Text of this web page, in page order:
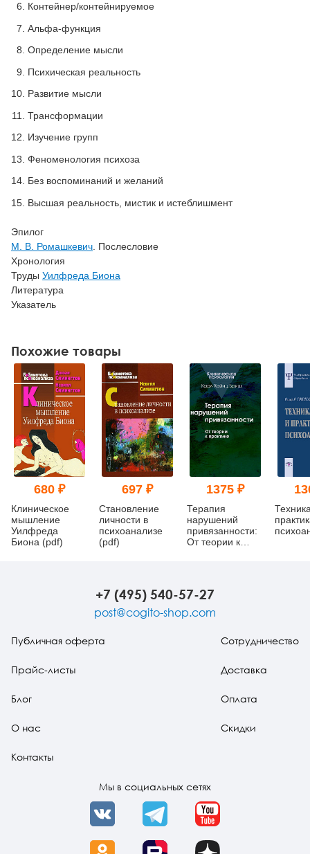
Контейнер/контейнируемое
Альфа-функция
Определение мысли
Психическая реальность
Развитие мысли
Трансформации
Изучение групп
Феноменология психоза
Без воспоминаний и желаний
Высшая реальность, мистик и истеблишмент
Эпилог
М. В. Ромашкевич . Послесловие
Хронология
Труды Уилфреда Биона
Литература
Указатель
Похожие товары
680 ₽
Клиническое
мышление
Уилфреда
Биона (pdf)
697 ₽
Становление
личности в
психоанализе
(pdf)
1375 ₽
Терапия
нарушений
привязанности:
От теории к
+7 (495) 540-57-27
post@cogito-shop.com
Публичная оферта
Прайс-листы
Блог
О нас
Контакты
Сотрудничество
Доставка
Оплата
Скидки
Мы в социальных сетях
VK Telegram YouTube